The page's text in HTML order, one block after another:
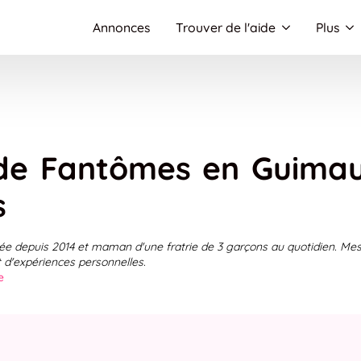
Annonces Trouver de l'aide Plus
Fantômes en
depuis 2014 et maman d'une fratrie de 3 garçons au quotidien.
personnelles.